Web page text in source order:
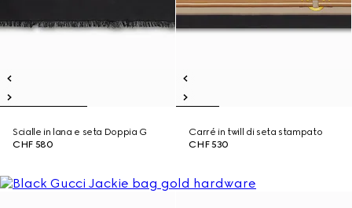
Scialle in lana e seta Doppia G
CHF 580
Carré in twill di seta stampato
CHF 530